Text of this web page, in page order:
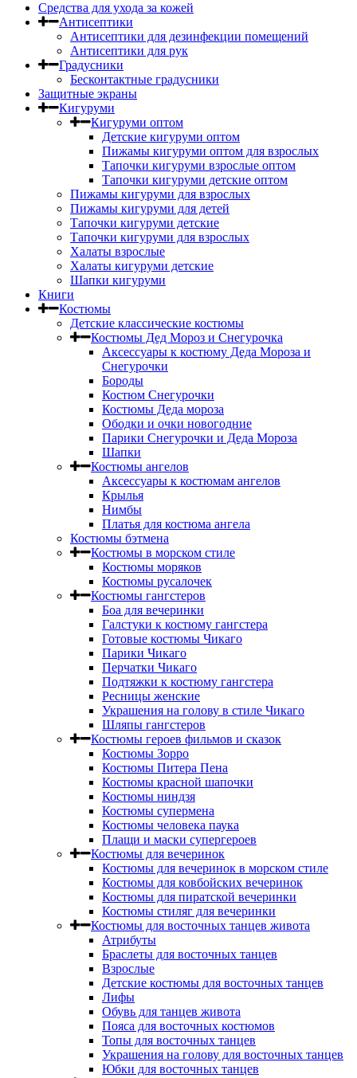
Средства для ухода за кожей
Антисептики
Антисептики для дезинфекции помещений
Антисептики для рук
Градусники
Бесконтактные градусники
Защитные экраны
Кигуруми
Кигуруми оптом
Детские кигуруми оптом
Пижамы кигуруми оптом для взрослых
Тапочки кигуруми взрослые оптом
Тапочки кигуруми детские оптом
Пижамы кигуруми для взрослых
Пижамы кигуруми для детей
Тапочки кигуруми детские
Тапочки кигуруми для взрослых
Халаты взрослые
Халаты кигуруми детские
Шапки кигуруми
Книги
Костюмы
Детские классические костюмы
Костюмы Дед Мороз и Снегурочка
Аксессуары к костюму Деда Мороза и
Снегурочки
Бороды
Костюм Снегурочки
Костюмы Деда мороза
Ободки и очки новогодние
Парики Снегурочки и Деда Мороза
Шапки
Костюмы ангелов
Аксессуары к костюмам ангелов
Крылья
Нимбы
Платья для костюма ангела
Костюмы бэтмена
Костюмы в морском стиле
Костюмы моряков
Костюмы русалочек
Костюмы гангстеров
Боа для вечеринки
Галстуки к костюму гангстера
Готовые костюмы Чикаго
Парики Чикаго
Перчатки Чикаго
Подтяжки к костюму гангстера
Ресницы женские
Украшения на голову в стиле Чикаго
Шляпы гангстеров
Костюмы героев фильмов и сказок
Костюмы Зорро
Костюмы Питера Пена
Костюмы красной шапочки
Костюмы ниндзя
Костюмы супермена
Костюмы человека паука
Плащи и маски супергероев
Костюмы для вечеринок
Костюмы для вечеринок в морском стиле
Костюмы для ковбойских вечеринок
Костюмы для пиратской вечеринки
Костюмы стиляг для вечеринки
Костюмы для восточных танцев живота
Атрибуты
Браслеты для восточных танцев
Взрослые
Детские костюмы для восточных танцев
Лифы
Обувь для танцев живота
Пояса для восточных костюмов
Топы для восточных танцев
Украшения на голову для восточных танцев
Юбки для восточных танцев